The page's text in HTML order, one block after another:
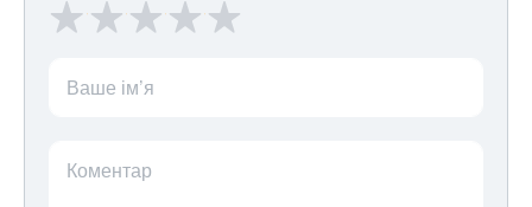
Ваше ім’я
Коментар